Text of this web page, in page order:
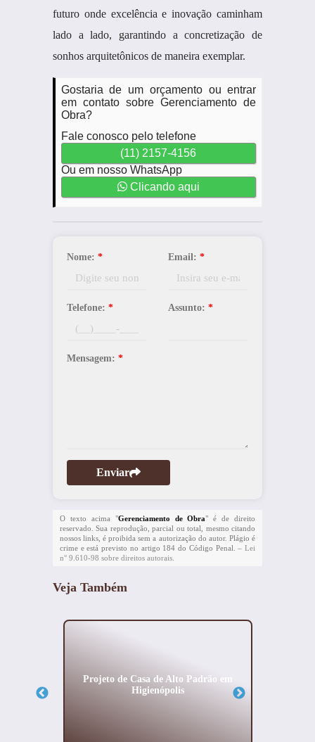
futuro onde excelência e inovação caminham
lado a lado, garantindo a concretização de
sonhos arquitetônicos de maneira exemplar.
Gostaria de um orçamento ou entrar
em contato sobre Gerenciamento de
Obra?
Fale conosco pelo telefone
(11) 2157-4156
Ou em nosso WhatsApp
Clicando aqui
Nome: * Email: *
Telefone: * Assunto: *
Mensagem: *
Enviar
O texto acima "Gerenciamento de Obra" é de direito
reservado. Sua reprodução, parcial ou total, mesmo citando
nossos links, é proibida sem a autorização do autor. Plágio é
crime e está previsto no artigo 184 do Código Penal. –Lei
n° 9.610-98 sobre direitos autorais.
Veja Também
Projeto de Casa de Alto Padrão em
Higienópolis